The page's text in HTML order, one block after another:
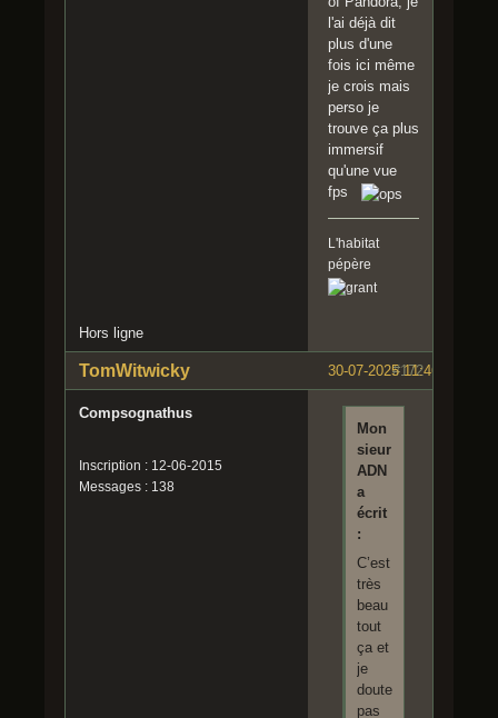
l'ai déjà dit
plus d'une
fois ici même
je crois mais
perso je
trouve ça plus
immersif
qu'une vue
fps
L'habitat
pépère
Hors ligne
#172
30-07-2025 11:46:21
TomWitwicky
Compsognathus
Inscription : 12-06-2015
Messages : 138
Mon
sieur
ADN
a
écrit
:
C’est
très
beau
tout
ça et
je
doute
pas